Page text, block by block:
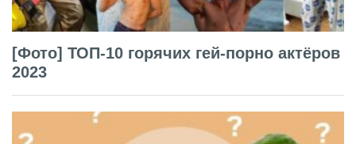
[Фото] ТОП-10 горячих гей-порно актёров
2023